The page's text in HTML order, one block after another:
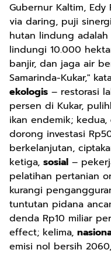
Gubernur Kaltim, Edy
via daring, puji
hutan lindung adalah
lindungi 10.000
banjir, dan jaga air
Samarinda-Kukar,"
ekologis – restorasi
persen di Kukar,
ikan endemik; kedua,
dorong investasi
berkelanjutan,
ketiga, sosial –
pelatihan pertanian
kurangi
tuntutan pidana
denda Rp10 miliar
effect; kelima,
emisi nol bersih